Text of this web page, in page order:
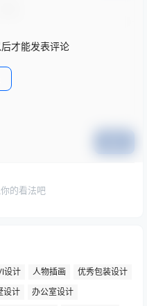
才能发表评论
的看法吧
设计 人物插画
优秀包装设计
设计
办公室设计